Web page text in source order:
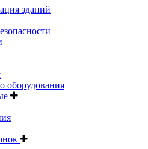
зданий
оборудования